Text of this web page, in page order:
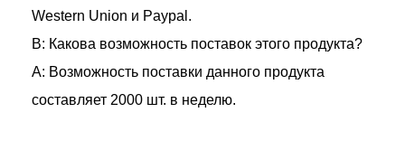
Western Union и Paypal.
В: Какова возможность поставок этого продукта?
A: Возможность поставки данного продукта
составляет 2000 шт. в неделю.